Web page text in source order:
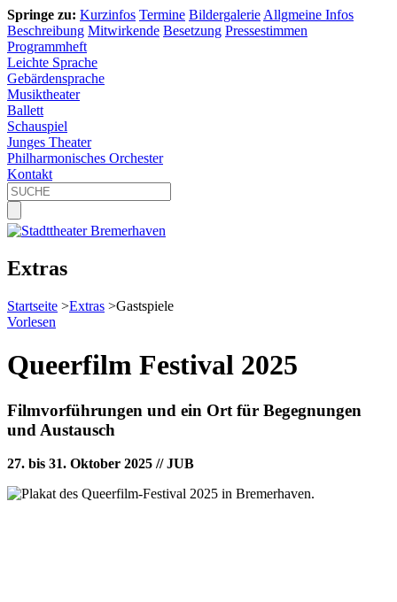
Springe zu: Kurzinfos Termine Bildergalerie Allgmeine Infos
Beschreibung Mitwirkende Besetzung Pressestimmen
Programmheft
Leichte Sprache
Gebärdensprache
Musiktheater
Ballett
Schauspiel
Junges Theater
Philharmonisches Orchester
Kontakt
Extras
Startseite >Extras >Gastspiele
Vorlesen
Queerfilm Festival 2025
Filmvorführungen und ein Ort für Begegnungen
und Austausch
27. bis 31. Oktober 2025 // JUB